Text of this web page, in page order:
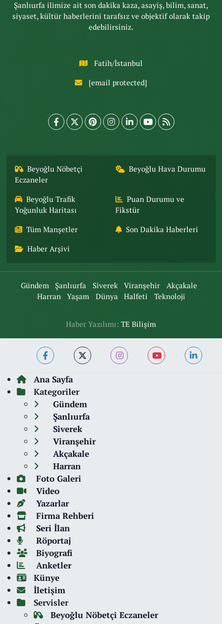
Şanlıurfa ilimize ait son dakika kaza, asayiş, bilim, sanat,
siyaset, kültür haberlerini tarafsız ve objektif olarak takip
edebilirsiniz.
Fatih/İstanbul
[email protected]
Beyoğlu Nöbetçi
Eczaneler
Beyoğlu Hava Durumu
Beyoğlu Trafik
Yoğunluk Haritası
Puan Durumu ve
Fikstür
Tüm Manşetler Son Dakika Haberleri
Haber Arşivi
Gündem Şanlıurfa Siverek Viranşehir
Akçakale
Harran
Yaşam Dünya Halfeti Teknoloji
Haber Yazılımı: TE Bilişim
Ana Sayfa
Kategoriler
Gündem
Şanlıurfa
Siverek
Viranşehir
Akçakale
Harran
Foto Galeri
Video
Yazarlar
Firma Rehberi
Seri İlan
Röportaj
Biyografi
Anketler
Künye
İletişim
Servisler
Beyoğlu Nöbetçi Eczaneler